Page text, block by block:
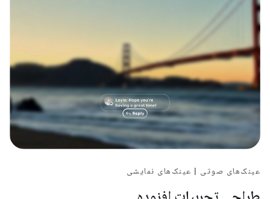
عینک‌های صوتی | عینک‌های نمایشی